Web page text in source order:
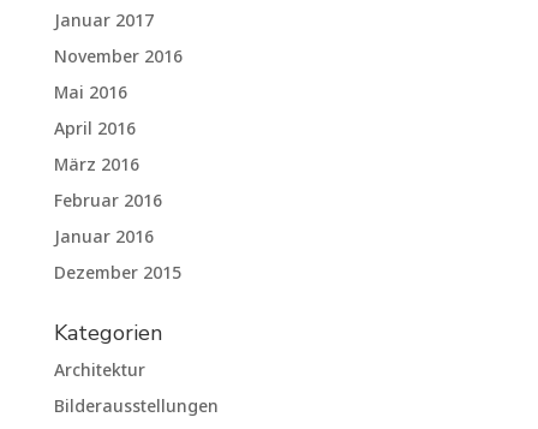
Januar 2017
November 2016
Mai 2016
April 2016
März 2016
Februar 2016
Januar 2016
Dezember 2015
Kategorien
Architektur
Bilderausstellungen